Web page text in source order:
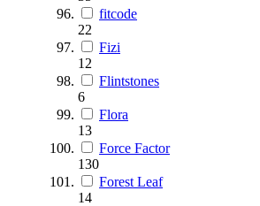
fitcode
22
Fizi
12
Flintstones
6
Flora
13
Force Factor
130
Forest Leaf
14